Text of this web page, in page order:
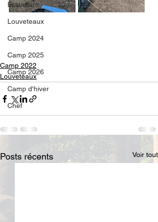
Eclaireurs
Louveteaux
Camp 2024
Camp 2025
Camp 2026
Camp d'hiver
Chef
Camp 2022
Louveteaux
Posts récents Voir tout